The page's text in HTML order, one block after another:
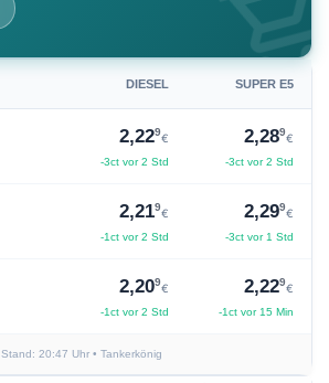
DIESEL SUPER E5
2,229
€
-3ct vor 2 Std
2,289
€
-3ct vor 2 Std
2,219
€
-1ct vor 2 Std
2,299
€
-3ct vor 1 Std
2,209
€
-1ct vor 2 Std
2,229
€
-1ct vor 15 Min
Stand: 20:47 Uhr • Tankerkönig